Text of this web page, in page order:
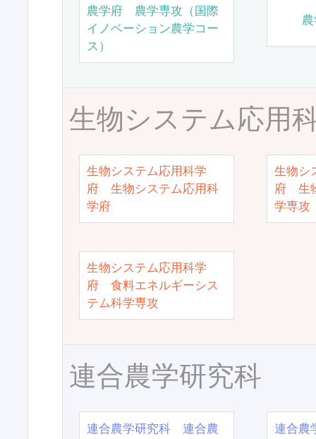
農学府 農学専攻（国際
イノベーション農学コー
ス）
生物システム応用
生物システム応用科学
府 生物システム応用科
学府
生物シ
府 生
学専攻
生物システム応用科学
府 食料エネルギーシス
テム科学専攻
連合農学研究科
連合農学研究科 連合農
連合農